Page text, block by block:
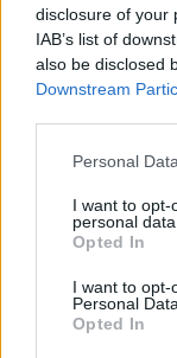
disclosure of your
IAB’s list of
also be disclosed
Downstream
Please note that
not limited to
grant or deny
use your data for
consent section.
Personal
I want to opt-
personal data.
Opted In
I want to opt-
Personal Data.
Opted In